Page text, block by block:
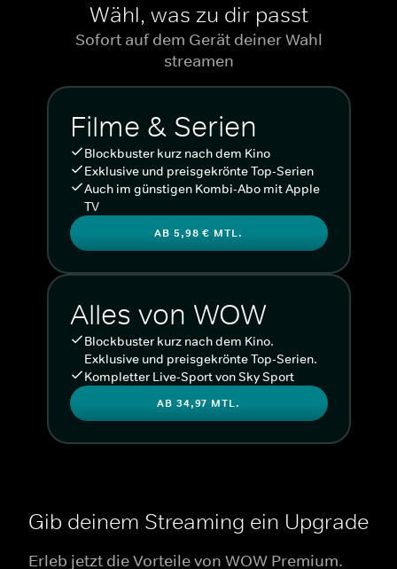
Wähl, was zu dir passt
Sofort auf dem Gerät deiner Wahl
streamen
Filme & Serien
Blockbuster kurz nach dem Kino
Exklusive und preisgekrönte Top-Serien
Auch im günstigen Kombi-Abo mit Apple
TV
AB 5,98 € MTL.
Alles von WOW
Blockbuster kurz nach dem Kino.
Exklusive und preisgekrönte Top-Serien.
Kompletter Live-Sport von Sky Sport
AB 34,97 MTL.
Gib deinem Streaming ein Upgrade
Erleb jetzt die Vorteile von WOW Premium.